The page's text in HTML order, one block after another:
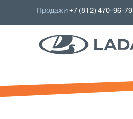
Продажи +7 (812) 470-96-79